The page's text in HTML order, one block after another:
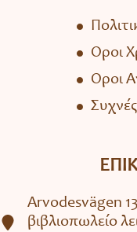
Όροι
Όροι
Arvodesvägen
βιβλιοπωλείο